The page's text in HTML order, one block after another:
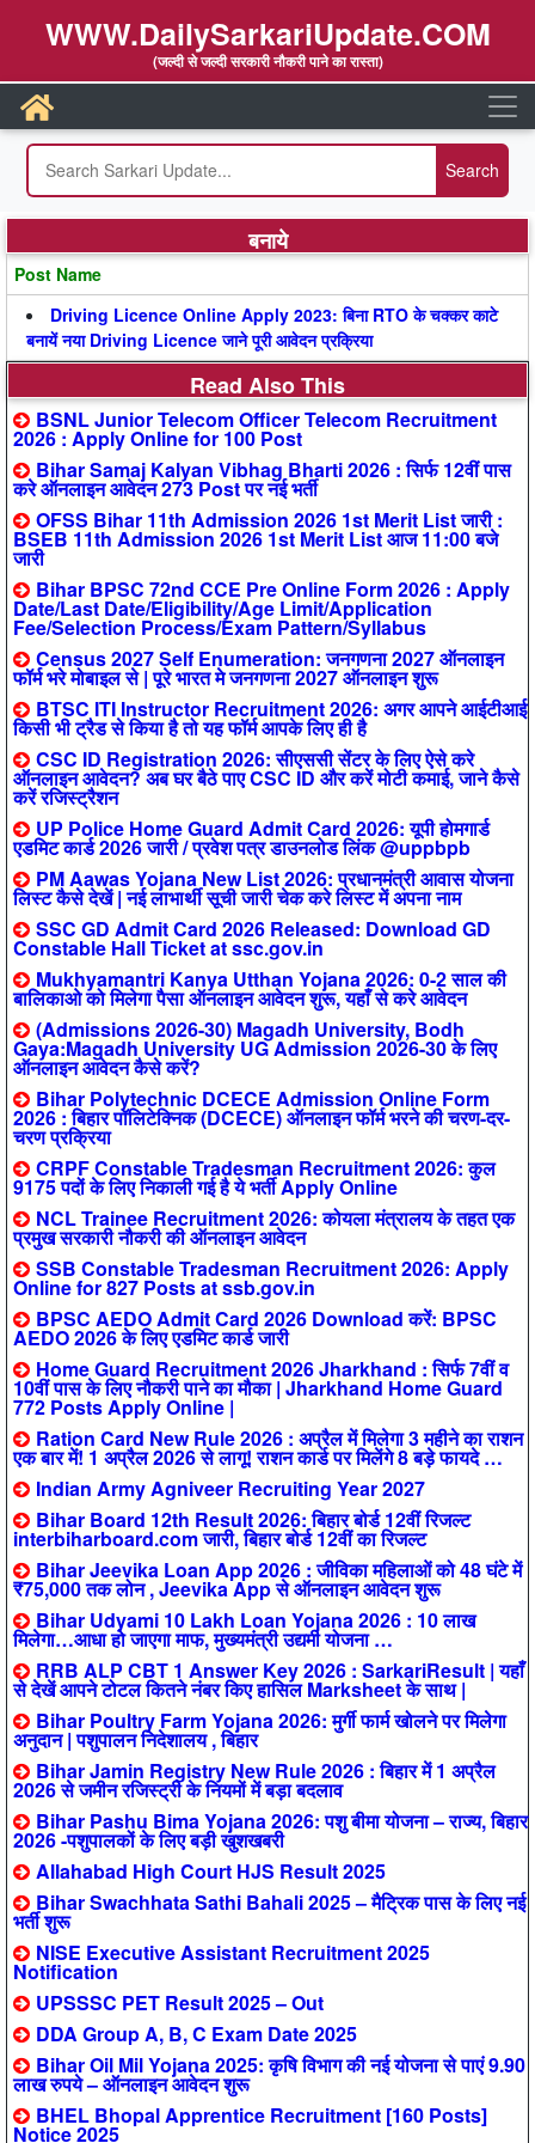
WWW.DailySarkariUpdate.COM
(जल्दी से जल्दी सरकारी नौकरी पाने का रास्ता)
बनाये
Post Name
Driving Licence Online Apply 2023: बिना RTO के चक्कर काटे
बनायें नया Driving Licence जाने पूरी आवेदन प्रक्रिया
Read Also This
BSNL Junior Telecom Officer Telecom Recruitment
2026 : Apply Online for 100 Post
Bihar Samaj Kalyan Vibhag Bharti 2026 : सिर्फ 12वीं पास
करे ऑनलाइन आवेदन 273 Post पर नई भर्ती
OFSS Bihar 11th Admission 2026 1st Merit List जारी :
BSEB 11th Admission 2026 1st Merit List आज 11:00 बजे
जारी
Bihar BPSC 72nd CCE Pre Online Form 2026 : Apply
Date/Last Date/Eligibility/Age Limit/Application
Fee/Selection Process/Exam Pattern/Syllabus
Census 2027 Self Enumeration: जनगणना 2027 ऑनलाइन
फॉर्म भरे मोबाइल से | पूरे भारत मे जनगणना 2027 ऑनलाइन शुरू
BTSC ITI Instructor Recruitment 2026: अगर आपने आईटीआई
किसी भी ट्रैड से किया है तो यह फॉर्म आपके लिए ही है
CSC ID Registration 2026: सीएससी सेंटर के लिए ऐसे करे
ऑनलाइन आवेदन? अब घर बैठे पाए CSC ID और करें मोटी कमाई, जाने कैसे
करें रजिस्ट्रैशन
UP Police Home Guard Admit Card 2026: यूपी होमगार्ड
एडमिट कार्ड 2026 जारी / प्रवेश पत्र डाउनलोड लिंक @uppbpb
PM Aawas Yojana New List 2026: प्रधानमंत्री आवास योजना
लिस्ट कैसे देखें | नई लाभार्थी सूची जारी चेक करे लिस्ट में अपना नाम
SSC GD Admit Card 2026 Released: Download GD
Constable Hall Ticket at ssc.gov.in
Mukhyamantri Kanya Utthan Yojana 2026: 0-2 साल की
बालिकाओ को मिलेगा पैसा ऑनलाइन आवेदन शुरू, यहाँ से करे आवेदन
(Admissions 2026-30) Magadh University, Bodh
Gaya:Magadh University UG Admission 2026-30 के लिए
ऑनलाइन आवेदन कैसे करें?
Bihar Polytechnic DCECE Admission Online Form
2026 : बिहार पॉलिटेक्निक (DCECE) ऑनलाइन फॉर्म भरने की चरण-दर-
चरण प्रक्रिया
CRPF Constable Tradesman Recruitment 2026: कुल
9175 पदों के लिए निकाली गई है ये भर्ती Apply Online
NCL Trainee Recruitment 2026: कोयला मंत्रालय के तहत एक
प्रमुख सरकारी नौकरी की ऑनलाइन आवेदन
SSB Constable Tradesman Recruitment 2026: Apply
Online for 827 Posts at ssb.gov.in
BPSC AEDO Admit Card 2026 Download करें: BPSC
AEDO 2026 के लिए एडमिट कार्ड जारी
Home Guard Recruitment 2026 Jharkhand : सिर्फ 7वीं व
10वीं पास के लिए नौकरी पाने का मौका | Jharkhand Home Guard
772 Posts Apply Online |
Ration Card New Rule 2026 : अप्रैल में मिलेगा 3 महीने का राशन
एक बार में! 1 अप्रैल 2026 से लागू! राशन कार्ड पर मिलेंगे 8 बड़े फायदे …
Indian Army Agniveer Recruiting Year 2027
Bihar Board 12th Result 2026: बिहार बोर्ड 12वीं रिजल्ट
interbiharboard.com जारी, बिहार बोर्ड 12वीं का रिजल्ट
Bihar Jeevika Loan App 2026 : जीविका महिलाओं को 48 घंटे में
₹75,000 तक लोन , Jeevika App से ऑनलाइन आवेदन शुरू
Bihar Udyami 10 Lakh Loan Yojana 2026 : 10 लाख
मिलेगा…आधा हो जाएगा माफ, मुख्यमंत्री उद्यमी योजना …
RRB ALP CBT 1 Answer Key 2026 : SarkariResult | यहाँ
से देखें आपने टोटल कितने नंबर किए हासिल Marksheet के साथ |
Bihar Poultry Farm Yojana 2026: मुर्गी फार्म खोलने पर मिलेगा
अनुदान | पशुपालन निदेशालय , बिहार
Bihar Jamin Registry New Rule 2026 : बिहार में 1 अप्रैल
2026 से जमीन रजिस्ट्री के नियमों में बड़ा बदलाव
Bihar Pashu Bima Yojana 2026: पशु बीमा योजना – राज्य, बिहार
2026 -पशुपालकों के लिए बड़ी खुशखबरी
Allahabad High Court HJS Result 2025
Bihar Swachhata Sathi Bahali 2025 – मैट्रिक पास के लिए नई
भर्ती शुरू
NISE Executive Assistant Recruitment 2025
Notification
UPSSSC PET Result 2025 – Out
DDA Group A, B, C Exam Date 2025
Bihar Oil Mil Yojana 2025: कृषि विभाग की नई योजना से पाएं 9.90
लाख रुपये – ऑनलाइन आवेदन शुरू
BHEL Bhopal Apprentice Recruitment [160 Posts]
Notice 2025